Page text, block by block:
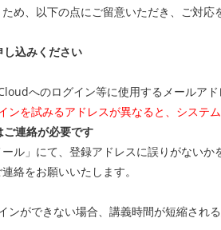
め、以下の点にご留意いただき、ご対応
込みください
へのログイン等に使用するメールアド
ンを試みるアドレスが異なると、システ
連絡が必要です
ル」にて、登録アドレスに誤りがないか
絡をお願いいたします。
ンができない場合、講義時間が短縮され